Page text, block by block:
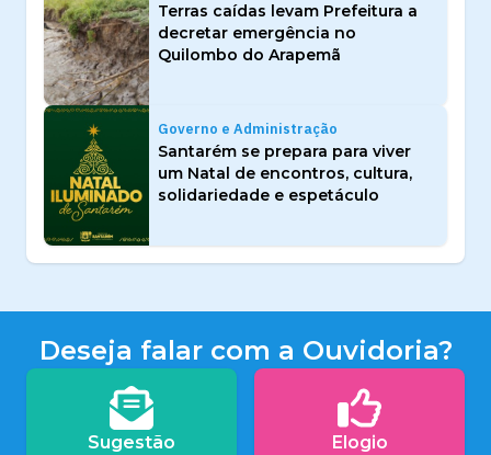
Terras caídas levam Prefeitura a
decretar emergência no
Quilombo do Arapemã
Governo e Administração
Santarém se prepara para viver
um Natal de encontros, cultura,
solidariedade e espetáculo
Deseja falar com a Ouvidoria?
Sugestão Elogio